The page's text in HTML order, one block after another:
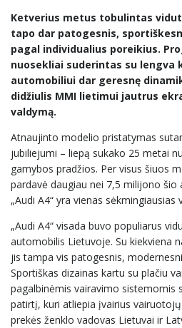
Ketverius metus tobulintas
tapo dar patogesnis,
pagal individualius poreikius.
nuosekliai suderintas su lengva
automobiliui dar geresnę
didžiulis MMI lietimui jautrus
valdymą.
Atnaujinto modelio pristatymas
jubiliejumi – liepą sukako 25 metai
gamybos pradžios. Per visus šiuos
pardavė daugiau nei 7,5 milijono
„Audi A4“ yra vienas sėkmingiausias
„Audi A4“ visada buvo populiarus
automobilis Lietuvoje. Su kiekviena
jis tampa vis patogesnis,
Sportiškas dizainas kartu su plačiu
pagalbinėmis vairavimo sistemomis
patirtį, kuri atliepia įvairius vairuotojų
prekės ženklo vadovas Lietuvai ir